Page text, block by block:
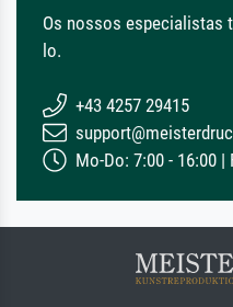
Os nossos especialistas
lo.
+43 4257 29415
Mo-Do: 7:00 - 16:00 |